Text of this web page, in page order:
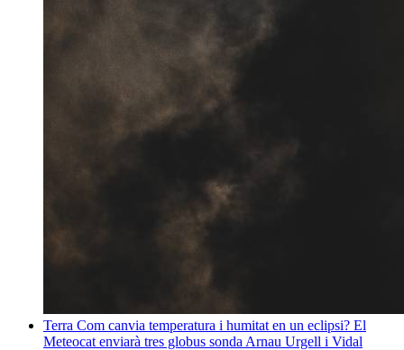
Terra Com canvia temperatura i humitat en un eclipsi? El
Meteocat enviarà tres globus sonda Arnau Urgell i Vidal